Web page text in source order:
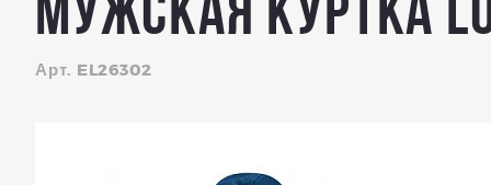
Мужская куртка
Арт. EL26302